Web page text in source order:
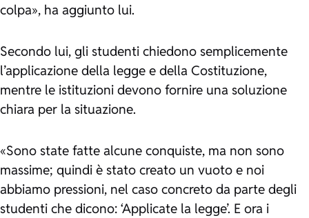
colpa», ha aggiunto lui.
Secondo lui, gli studenti chiedono semplicemente
l’applicazione della legge e della Costituzione,
mentre le istituzioni devono fornire una soluzione
chiara per la situazione.
«Sono state fatte alcune conquiste, ma non sono
massime; quindi è stato creato un vuoto e noi
abbiamo pressioni, nel caso concreto da parte degli
studenti che dicono: ‘Applicate la legge’. E ora i